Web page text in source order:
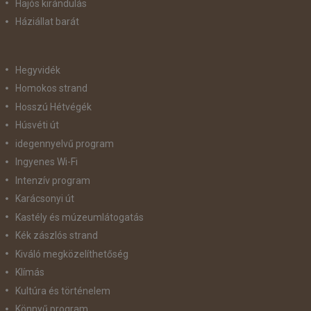
Hajós kirándulás
Háziállat barát
Hegyvidék
Homokos strand
Hosszú Hétvégék
Húsvéti út
idegennyelvű program
Ingyenes Wi-Fi
Intenzív program
Karácsonyi út
Kastély és múzeumlátogatás
Kék zászlós strand
Kiváló megközelíthetőség
Klímás
Kultúra és történelem